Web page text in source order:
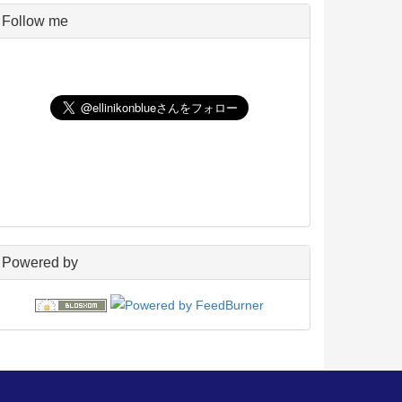
Pico
UNIX 198
PukiWiki 18
日々の出来事 160
電子書籍
Follow me
Powered by